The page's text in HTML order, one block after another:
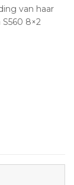
van haar
8×2